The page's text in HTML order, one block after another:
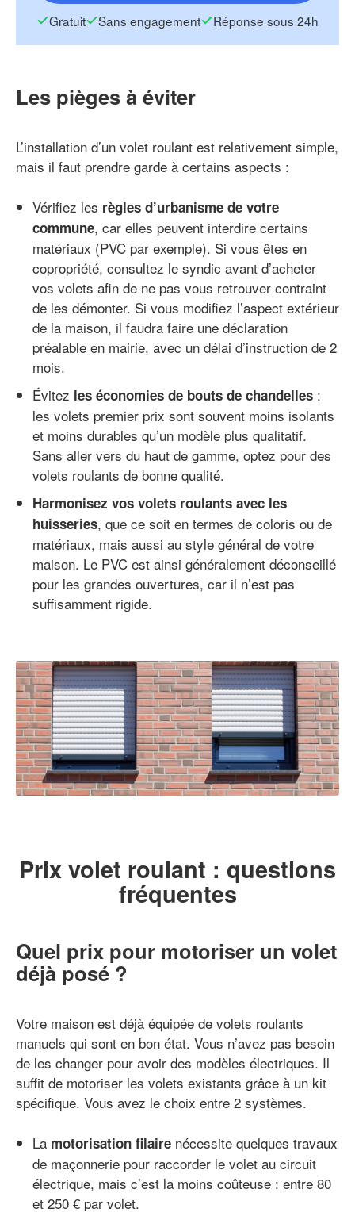
Gratuit Sans engagement Réponse sous 24h
Les pièges à éviter
L’installation d’un volet roulant est relativement simple,
mais il faut prendre garde à certains aspects :
Vérifiez les règles d’urbanisme de votre
commune, car elles peuvent interdire certains
matériaux (PVC par exemple). Si vous êtes en
copropriété, consultez le syndic avant d’acheter
vos volets afin de ne pas vous retrouver contraint
de les démonter. Si vous modifiez l’aspect extérieur
de la maison, il faudra faire une déclaration
préalable en mairie, avec un délai d’instruction de 2
mois.
Évitez les économies de bouts de chandelles :
les volets premier prix sont souvent moins isolants
et moins durables qu’un modèle plus qualitatif.
Sans aller vers du haut de gamme, optez pour des
volets roulants de bonne qualité.
Harmonisez vos volets roulants avec les
huisseries, que ce soit en termes de coloris ou de
matériaux, mais aussi au style général de votre
maison. Le PVC est ainsi généralement déconseillé
pour les grandes ouvertures, car il n’est pas
suffisamment rigide.
Prix volet roulant : questions
fréquentes
Quel prix pour motoriser un volet
déjà posé ?
Votre maison est déjà équipée de volets roulants
manuels qui sont en bon état. Vous n’avez pas besoin
de les changer pour avoir des modèles électriques. Il
suffit de motoriser les volets existants grâce à un kit
spécifique. Vous avez le choix entre 2 systèmes.
La motorisation filaire nécessite quelques travaux
de maçonnerie pour raccorder le volet au circuit
électrique, mais c’est la moins coûteuse : entre 80
et 250 € par volet.